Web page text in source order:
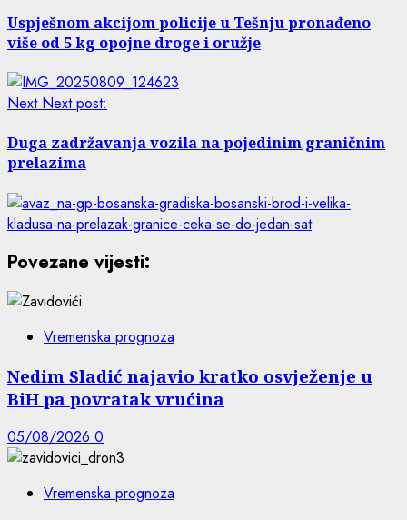
Uspješnom akcijom policije u Tešnju pronađeno
više od 5 kg opojne droge i oružje
Next Next post:
Duga zadržavanja vozila na pojedinim graničnim
prelazima
Povezane vijesti:
Vremenska prognoza
Nedim Sladić najavio kratko osvježenje u
BiH pa povratak vrućina
05/08/2026 0
Vremenska prognoza